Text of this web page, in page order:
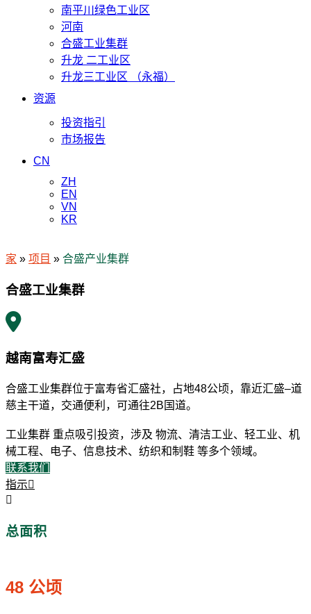
南平川绿色工业区
河南
合盛工业集群
升龙 二工业区
升龙三工业区 （永福）
资源
投资指引
市场报告
CN
ZH
EN
VN
KR
家 » 项目 » 合盛产业集群
合盛工业集群
越南富寿汇盛
合盛工业集群位于富寿省汇盛社，占地48公顷，靠近汇盛–道
慈主干道，交通便利，可通往2B国道。
工业集群 重点吸引投资，涉及 物流、清洁工业、轻工业、机
械工程、电子、信息技术、纺织和制鞋 等多个领域。
联系我们
指示
总面积
48 公顷